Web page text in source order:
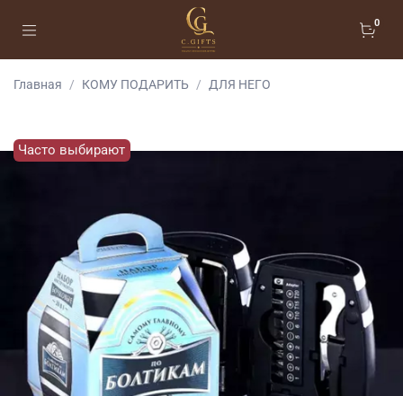
0
Главная КОМУ ПОДАРИТЬ ДЛЯ НЕГО
Часто выбирают